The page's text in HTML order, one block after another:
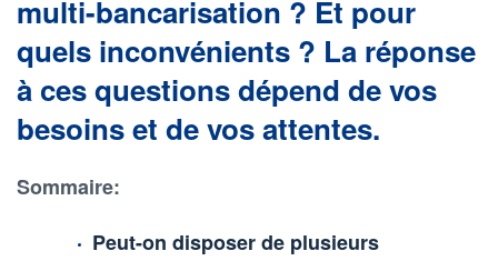
multi-bancarisation ? Et pour
quels inconvénients ? La réponse
à ces questions dépend de vos
besoins et de vos attentes.
Sommaire:
Peut-on disposer de plusieurs